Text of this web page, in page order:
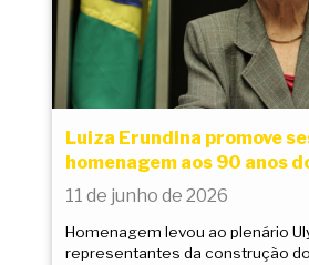
Luiza Erundina promove
homenagem aos 90 anos
11 de junho de 2026
Homenagem levou ao plenário
representantes da construção